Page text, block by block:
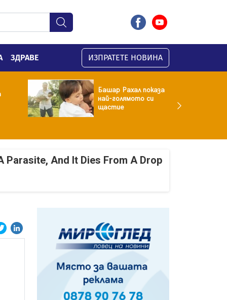
ЗДРАВЕ ИЗПРАТЕТЕ НОВИНА
Башар Рахал показа
най-голямото си
щастие
Parasite, And It Dies From A Drop